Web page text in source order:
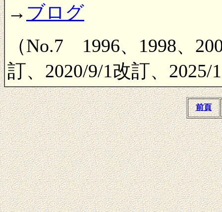
→ ブログ
（No.7 1996、1998、
訂、2020/9/1改訂、
前頁